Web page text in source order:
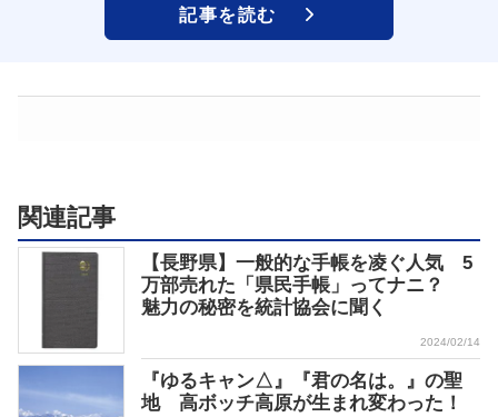
記事を読む
関連記事
【長野県】一般的な手帳を凌ぐ人気 5
万部売れた「県民手帳」ってナニ？
魅力の秘密を統計協会に聞く
2024/02/14
『ゆるキャン△』『君の名は。』の聖
地 高ボッチ高原が生まれ変わった！